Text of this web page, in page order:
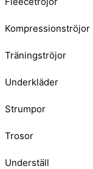
Kompressionströjor
Träningströjor
Underkläder
Strumpor
Trosor
Underställ